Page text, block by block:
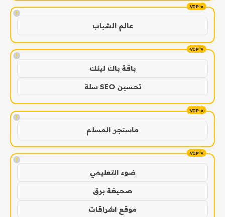
!
عالم الشباب
!
باقة باك لينك
تحسين SEO سلة
!
ماسنجر المسلم
!
ضوء التعليمي
صحيفة برق
موقع اشراقات